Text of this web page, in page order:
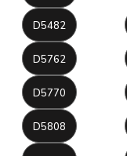
D5482
D5762
D5770
D5808